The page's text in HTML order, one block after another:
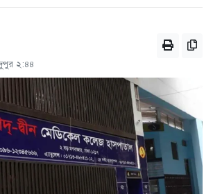
২:৪৪